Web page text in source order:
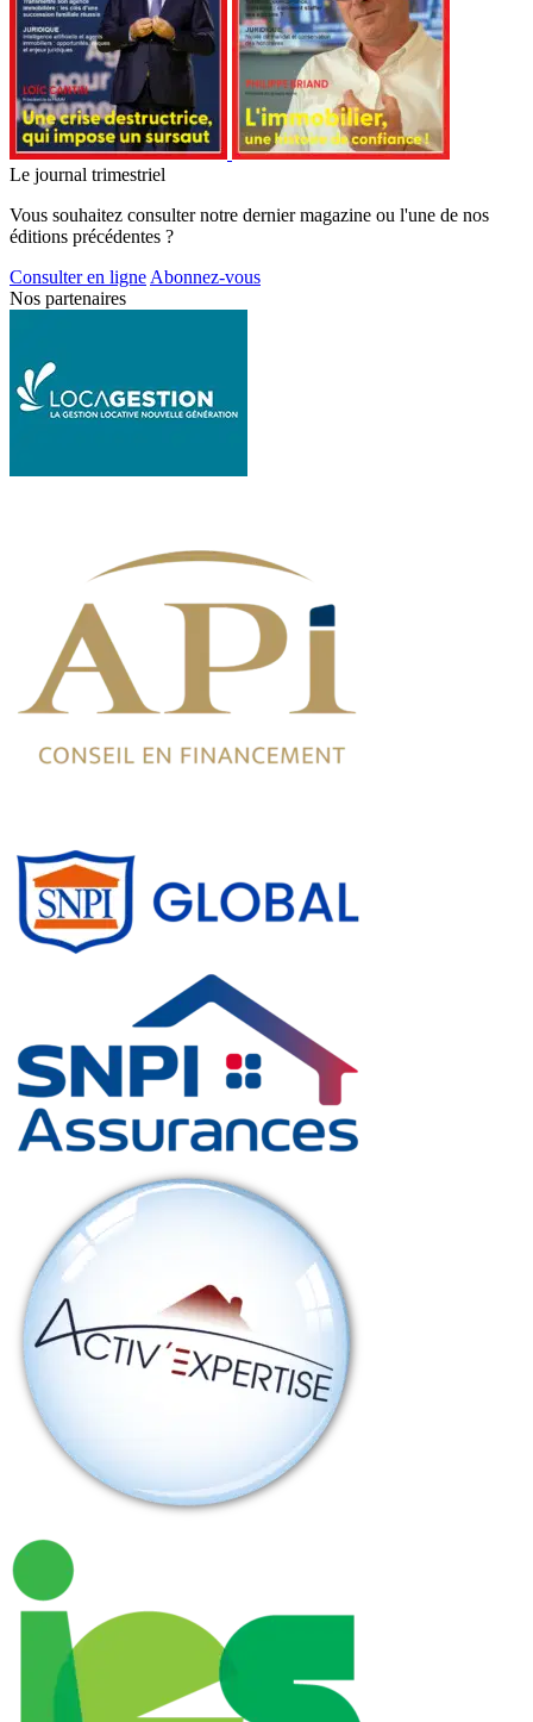
Le journal trimestriel
Vous souhaitez consulter notre dernier magazine ou l'une de nos
éditions précédentes ?
Consulter en ligne Abonnez-vous
Nos partenaires